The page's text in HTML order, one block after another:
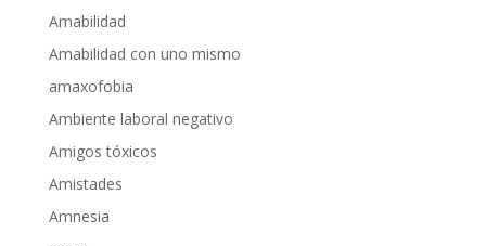
Amabilidad
Amabilidad con uno mismo
amaxofobia
Ambiente laboral negativo
Amigos tóxicos
Amistades
Amnesia